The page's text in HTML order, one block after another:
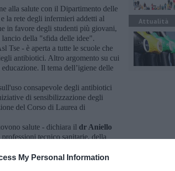
My Personal Information
alla salute con il Dipartimento delle
la rete degli infermieri addetti al
in favore degli studenti più giovani,
della "sfida delle idee".
Tse - è aperta a tutte le scuole che
antibiotici. Altro argomento su cui
Il tema dell’igiene delle
consapevole degli antibiotici
di sensibilizzazione degli
del Corso di Laurea di
salute - dichiara il dr Aniello
tecnico sanitarie, della
Health’, educando i più giovani
il singolo, ma l’intero ecosistema
la ‘Sfida delle Idee’: un invito
Attualità